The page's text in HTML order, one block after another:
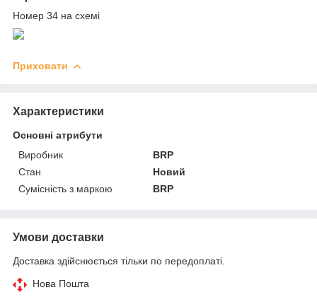
Номер 34 на схемі
Приховати
Характеристики
Основні атрибути
Виробник
BRP
Стан
Новий
Сумісність з маркою
BRP
Умови доставки
Доставка здійснюється тільки по передоплаті.
Нова Пошта